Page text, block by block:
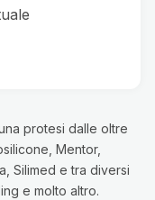
protesi dalle oltre
Mentor,
Silimed e tra diversi
e molto altro.